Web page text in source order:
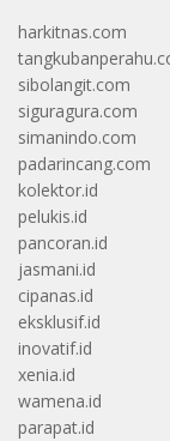
harkitnas.com
sibolangit.com
siguragura.com
simanindo.com
padarincang.com
kolektor.id
pelukis.id
pancoran.id
jasmani.id
cipanas.id
eksklusif.id
inovatif.id
xenia.id
wamena.id
parapat.id